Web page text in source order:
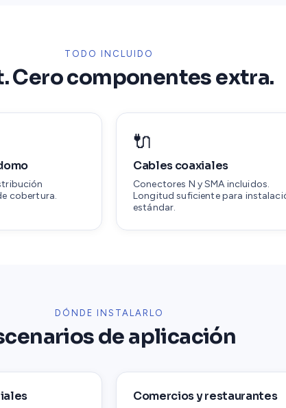
TODO INCLUIDO
Cero componentes extra.
cobertura.
🔌
Cables coaxiales
Conectores N y SMA incluidos.
Longitud suficiente para
estándar.
DÓNDE INSTALARLO
de aplicación
Comercios y restaurantes